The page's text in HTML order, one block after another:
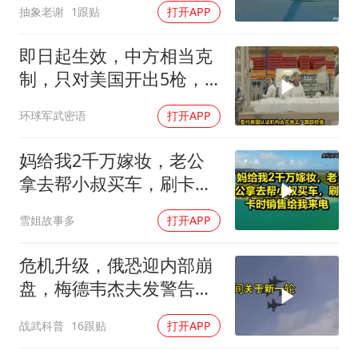
抽象老谢 1跟贴 打开APP
即日起生效，中方相当克
制，只对美国开出5枪，
环球军武密语 打开APP
妈给我2千万嫁妆，老公
拿去帮小叔买车，刷卡时
雪姐故事多 打开APP
危机升级，俄恐迎内部崩
盘，梅德韦杰夫发警告，
战武科普 16跟贴 打开APP